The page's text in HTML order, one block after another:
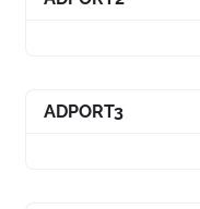
ADPORT3